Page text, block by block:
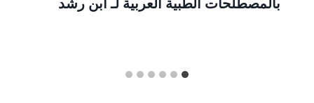
بالمصطلحات الطبية العربية لـ ابن رشد